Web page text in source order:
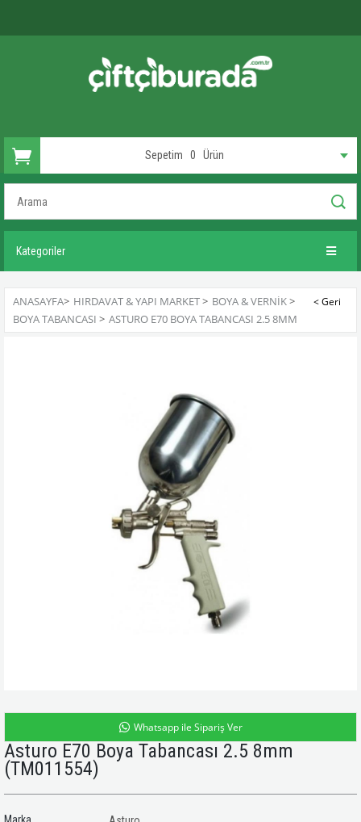
Sepetim 0 Ürün
Kategoriler
ANASAYFA> HIRDAVAT & YAPI MARKET> BOYA & VERNIK>
BOYA TABANCASI > ASTURO E70 BOYA TABANCASI 2.5 8MM
Whatsapp ile Sipariş Ver
Asturo E70 Boya Tabancası 2.5 8mm
(TM011554)